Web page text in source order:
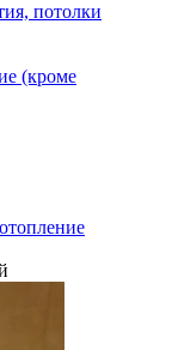
потолки
(кроме